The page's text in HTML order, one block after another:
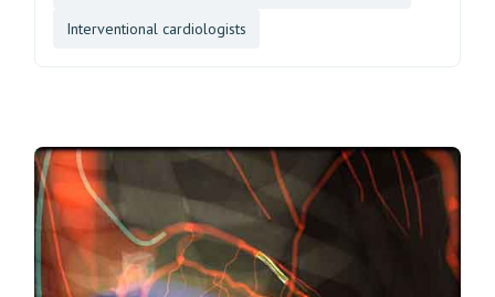
Interventional cardiologists